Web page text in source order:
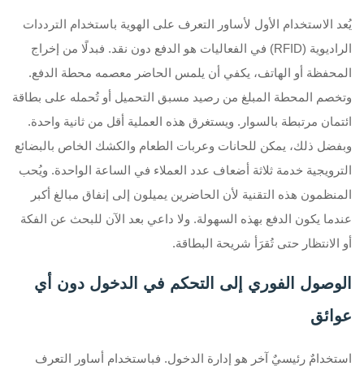
يُعد الاستخدام الأول لأساور التعرف على الهوية باستخدام الترددات
الراديوية (RFID) في الفعاليات هو الدفع دون نقد. فبدلًا من إخراج
المحفظة أو الهاتف، يكفي أن يلمس الحاضر معصمه محطة الدفع.
وتخصم المحطة المبلغ من رصيد مسبق التحميل أو تُحمله على بطاقة
ائتمان مرتبطة بالسوار. ويستغرق هذه العملية أقل من ثانية واحدة.
وبفضل ذلك، يمكن للحانات وعربات الطعام والكشك الخاص بالبضائع
الترويجية خدمة ثلاثة أضعاف عدد العملاء في الساعة الواحدة. ويُحب
المنظمون هذه التقنية لأن الحاضرين يميلون إلى إنفاق مبالغ أكبر
عندما يكون الدفع بهذه السهولة. ولا داعي بعد الآن للبحث عن الفكة
أو الانتظار حتى تُقرَأ شريحة البطاقة.
الوصول الفوري إلى التحكم في الدخول دون أي
عوائق
استخدامٌ رئيسيٌ آخر هو إدارة الدخول. فباستخدام أساور التعرف